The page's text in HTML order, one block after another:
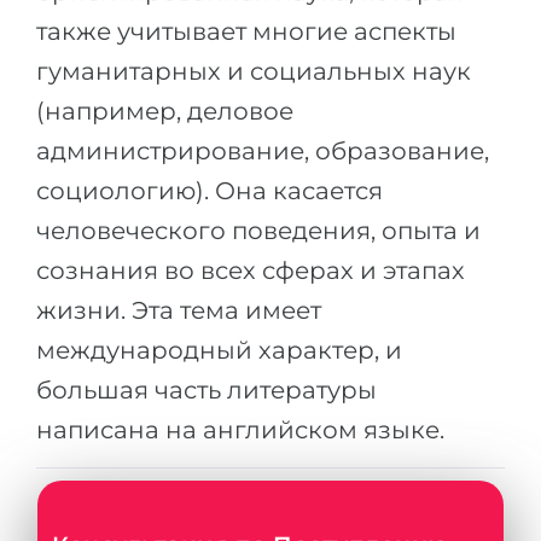
Города
Специальности
Примеры вакансий
КАРЬЕРНОЕ ОРИЕНТИРОВАНИЕ
Тест Голланда
Тест Карта Интересов
Тест RIASEC
Успех
ПОСТУПАЕМ НА...
Другая специальность
ПОСТУПАЕМ ИЗ...
Россия
Украина
Казахстан
Азербайджан
также учитывает многие аспекты
гуманитарных и социальных наук
(например, деловое
администрирование, образование,
социологию). Она касается
человеческого поведения, опыта и
сознания во всех сферах и этапах
жизни. Эта тема имеет
международный характер, и
большая часть литературы
написана на английском языке.